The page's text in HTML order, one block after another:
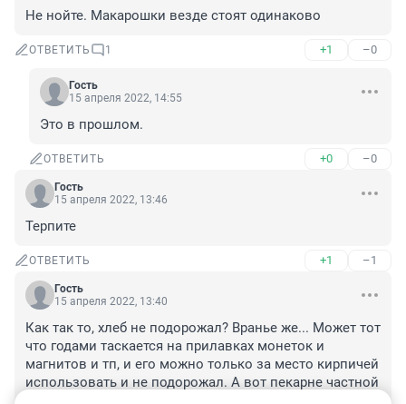
Не нойте. Макарошки везде стоят одинаково
ОТВЕТИТЬ 1 +1 –0
Гость
15 апреля 2022, 14:55
Это в прошлом.
ОТВЕТИТЬ +0 –0
Гость
15 апреля 2022, 13:46
Терпите
ОТВЕТИТЬ +1 –1
Гость
15 апреля 2022, 13:40
Как так то, хлеб не подорожал? Вранье же... Может тот
что годами таскается на прилавках монеток и
магнитов и тп, и его можно только за место кирпичей
использовать и не подорожал. А вот пекарне частной